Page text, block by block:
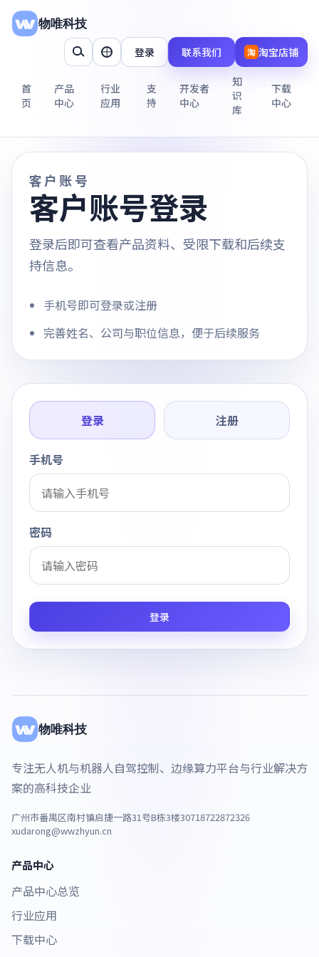
物唯科技
首
页
产品
中心
行业
应用
支
持
开发者
中心
知
识
库
下载
中心
登录 联系我们 淘 淘宝店铺
客户账号
客户账号登录
登录后即可查看产品资料、受限下载和后续支
持信息。
手机号即可登录或注册
完善姓名、公司与职位信息，便于后续服务
登录 注册
手机号
密码
登录
物唯科技
专注无人机与机器人自驾控制、边缘算力平台与行业解决方
案的高科技企业
广州市番禺区南村镇启捷一路31号B栋3楼30718722872326
xudarong@wwzhyun.cn
产品中心
产品中心总览
行业应用
下载中心